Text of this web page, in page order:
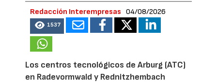
Redacción Interempresas 04/08/2026
1537
Los centros tecnológicos de Arburg (ATC)
en Radevormwald y Rednitzhembach